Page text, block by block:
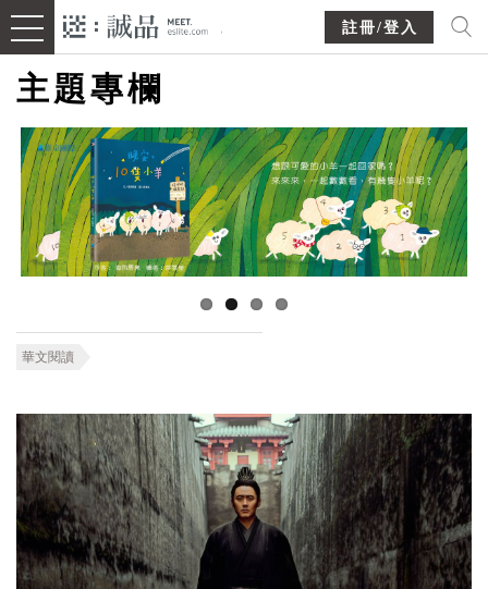
註冊/登入
主題專欄
華文閱讀